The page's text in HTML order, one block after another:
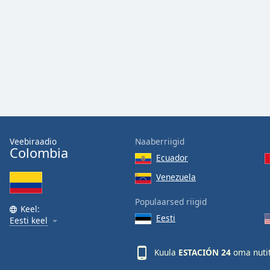
window.
dialog
window.
Escape
will
Veebiraadio
Colombia
Keel:
Eesti keel
Naaberriigid
Ecuador
Venezuela
Populaarsed riigid
Eesti
Kuula ESTACIÓN 24 oma